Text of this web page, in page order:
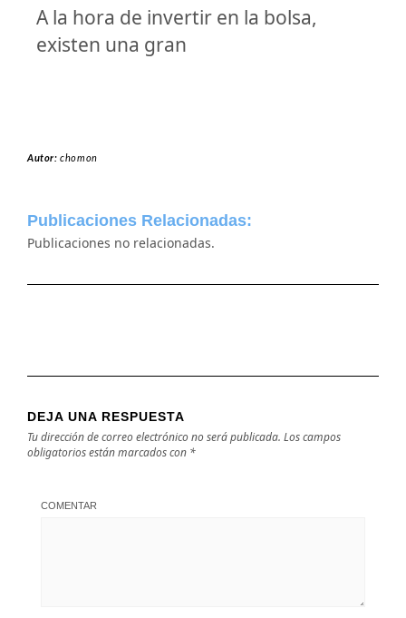
A la hora de invertir en la bolsa,
existen una gran
Autor:chomon
Publicaciones Relacionadas:
Publicaciones no relacionadas.
DEJA UNA RESPUESTA
Tu dirección de correo electrónico no será publicada. Los campos
obligatorios están marcados con *
COMENTAR